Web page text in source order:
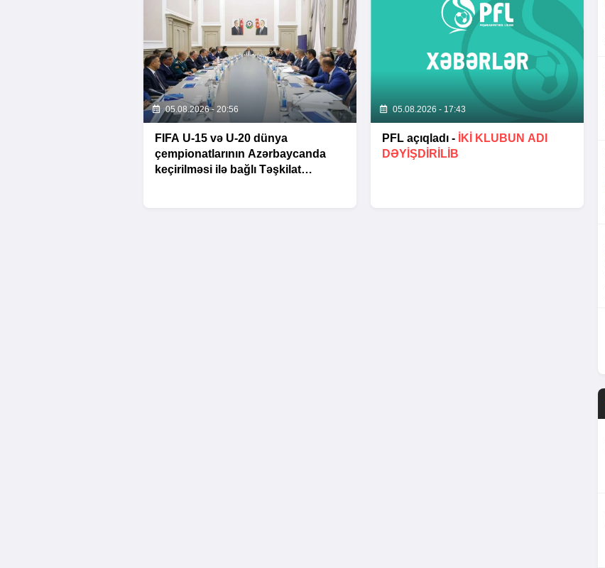
05.08.2026 - 20:56
FIFA U-15 və U-20 dünya
çempionatlarının Azərbaycanda
keçirilməsi ilə bağlı Təşkilat
05.08.2026 - 17:43
PFL açıqladı -
İKİ KLUBUN ADI
DƏYİŞDİRİLİB